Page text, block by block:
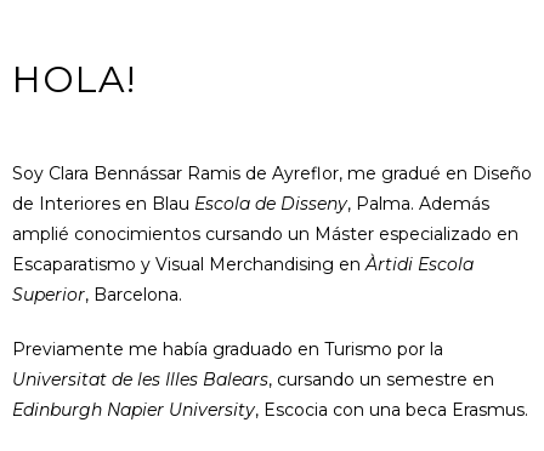
HOLA!
Soy Clara Bennássar Ramis de Ayreflor, me gradué en Diseño
de Interiores en Blau Escola de Disseny, Palma. Además
amplié conocimientos cursando un Máster especializado en
Escaparatismo y Visual Merchandising enÀrtidi Escola
Superior, Barcelona.
Previamente me había graduado en Turismo por la
Universitat de les Illes Balears, cursando un semestre en
Edinburgh Napier University, Escocia con una beca Erasmus.